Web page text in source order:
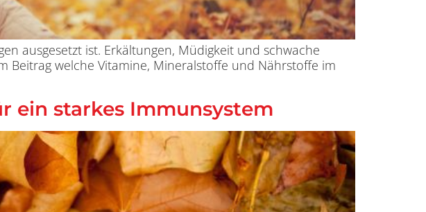
ausgesetzt ist. Erkältungen, Müdigkeit und schwache
Beitrag welche Vitamine, Mineralstoffe und Nährstoffe im
ein starkes Immunsystem